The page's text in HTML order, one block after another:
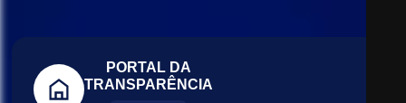
PORTAL DA
TRANSPARÊNCIA